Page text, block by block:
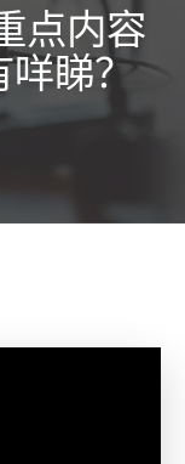
点内容
咩睇？